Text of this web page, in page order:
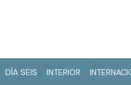
DÍA SEIS INTERIOR